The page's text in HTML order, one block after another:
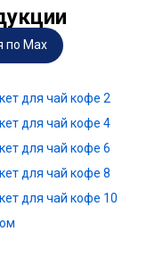
по Max